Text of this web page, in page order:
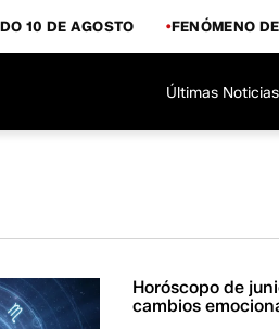
10 DE AGOSTO FENÓMENO
Últimas Noticias
Horóscopo de
cambios